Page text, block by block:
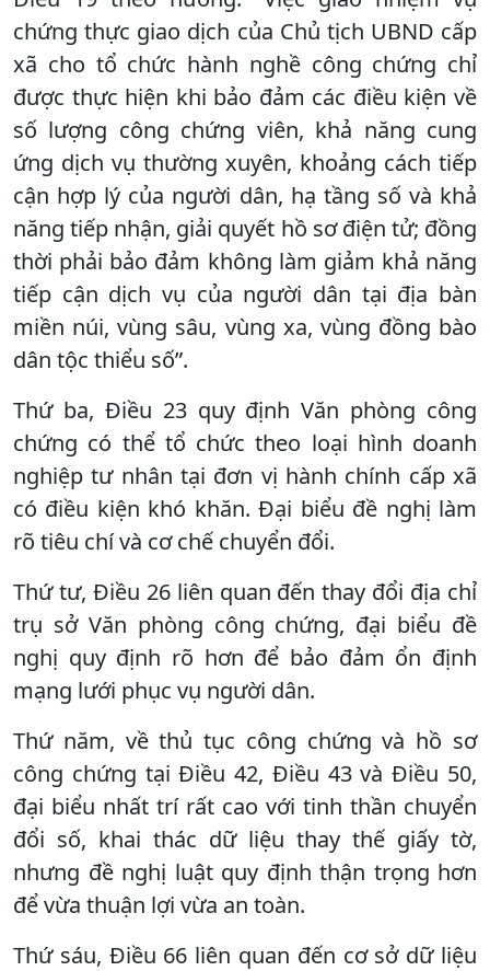
chứng thực giao dịch của Chủ tịch UBND cấp
xã cho tổ chức hành nghề công chứng chỉ
được thực hiện khi bảo đảm các điều kiện về
số lượng công chứng viên, khả năng cung
ứng dịch vụ thường xuyên, khoảng cách tiếp
cận hợp lý của người dân, hạ tầng số và khả
năng tiếp nhận, giải quyết hồ sơ điện tử; đồng
thời phải bảo đảm không làm giảm khả năng
tiếp cận dịch vụ của người dân tại địa bàn
miền núi, vùng sâu, vùng xa, vùng đồng bào
dân tộc thiểu số”.
Thứ ba, Điều 23 quy định Văn phòng công
chứng có thể tổ chức theo loại hình doanh
nghiệp tư nhân tại đơn vị hành chính cấp xã
có điều kiện khó khăn. Đại biểu đề nghị làm
rõ tiêu chí và cơ chế chuyển đổi.
Thứ tư, Điều 26 liên quan đến thay đổi địa chỉ
trụ sở Văn phòng công chứng, đại biểu đề
nghị quy định rõ hơn để bảo đảm ổn định
mạng lưới phục vụ người dân.
Thứ năm, về thủ tục công chứng và hồ sơ
công chứng tại Điều 42, Điều 43 và Điều 50,
đại biểu nhất trí rất cao với tinh thần chuyển
đổi số, khai thác dữ liệu thay thế giấy tờ,
nhưng đề nghị luật quy định thận trọng hơn
để vừa thuận lợi vừa an toàn.
Thứ sáu, Điều 66 liên quan đến cơ sở dữ liệu